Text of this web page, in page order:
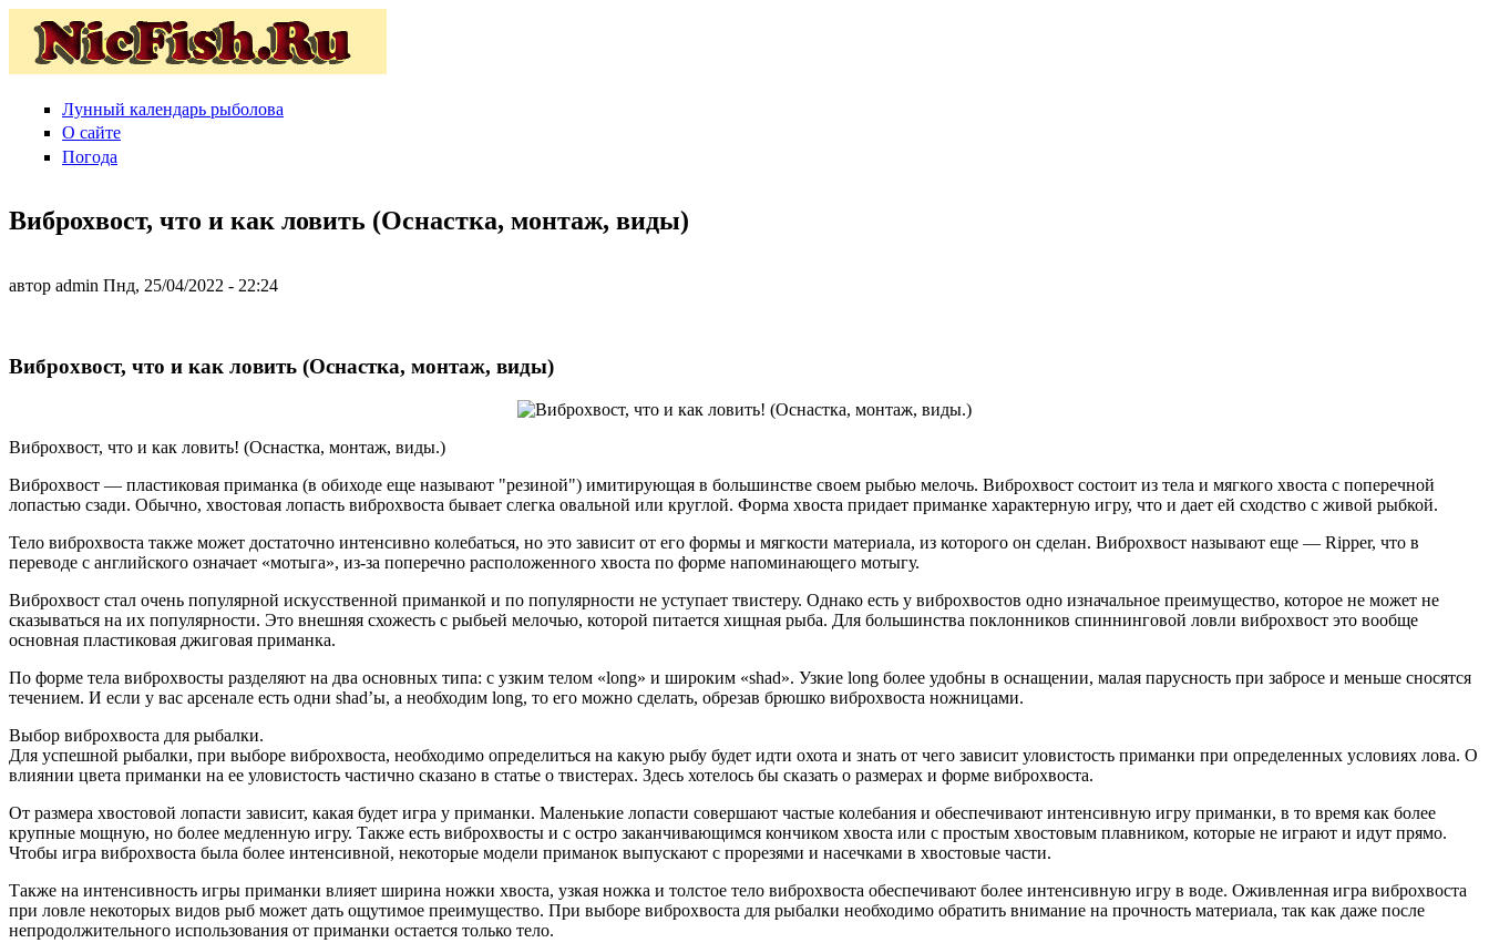
Перейти к основному содержанию
Кот
Рыболов
Лунный календарь рыболова
О сайте
Погода
Виброхвост, что и как ловить (Оснастка, монтаж, виды)
автор admin Пнд, 25/04/2022 - 22:24
Виброхвост, что и как ловить (Оснастка, монтаж, виды)
Виброхвост, что и как ловить! (Оснастка, монтаж, виды.)
Виброхвост — пластиковая приманка (в обиходе еще называют "резиной") имитирующая в большинстве своем рыбью мелочь. Виброхвост состоит из тела и мягкого хвоста с поперечной
лопастью сзади. Обычно, хвостовая лопасть виброхвоста бывает слегка овальной или круглой. Форма хвоста придает приманке характерную игру, что и дает ей сходство с живой рыбкой.
Тело виброхвоста также может достаточно интенсивно колебаться, но это зависит от его формы и мягкости материала, из которого он сделан. Виброхвост называют еще — Ripper, что в
переводе с английского означает «мотыга», из-за поперечно расположенного хвоста по форме напоминающего мотыгу.
Виброхвост стал очень популярной искусственной приманкой и по популярности не уступает твистеру. Однако есть у виброхвостов одно изначальное преимущество, которое не может не
сказываться на их популярности. Это внешняя схожесть с рыбьей мелочью, которой питается хищная рыба. Для большинства поклонников спиннинговой ловли виброхвост это вообще
основная пластиковая джиговая приманка.
По форме тела виброхвосты разделяют на два основных типа: с узким телом «long» и широким «shad». Узкие long более удобны в оснащении, малая парусность при забросе и меньше сносятся
течением. И если у вас арсенале есть одни shad’ы, а необходим long, то его можно сделать, обрезав брюшко виброхвоста ножницами.
Выбор виброхвоста для рыбалки.
Для успешной рыбалки, при выборе виброхвоста, необходимо определиться на какую рыбу будет идти охота и знать от чего зависит уловистость приманки при определенных условиях лова. О
влиянии цвета приманки на ее уловистость частично сказано в статье о твистерах. Здесь хотелось бы сказать о размерах и форме виброхвоста.
От размера хвостовой лопасти зависит, какая будет игра у приманки. Маленькие лопасти совершают частые колебания и обеспечивают интенсивную игру приманки, в то время как более
крупные мощную, но более медленную игру. Также есть виброхвосты и с остро заканчивающимся кончиком хвоста или с простым хвостовым плавником, которые не играют и идут прямо.
Чтобы игра виброхвоста была более интенсивной, некоторые модели приманок выпускают с прорезями и насечками в хвостовые части.
Также на интенсивность игры приманки влияет ширина ножки хвоста, узкая ножка и толстое тело виброхвоста обеспечивают более интенсивную игру в воде. Оживленная игра виброхвоста
при ловле некоторых видов рыб может дать ощутимое преимущество. При выборе виброхвоста для рыбалки необходимо обратить внимание на прочность материала, так как даже после
непродолжительного использования от приманки остается только тело.